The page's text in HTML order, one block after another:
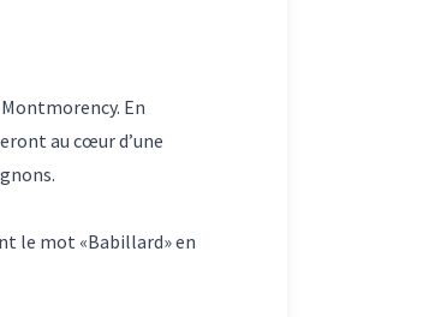
En
au cœur d’une
le mot «Babillard» en